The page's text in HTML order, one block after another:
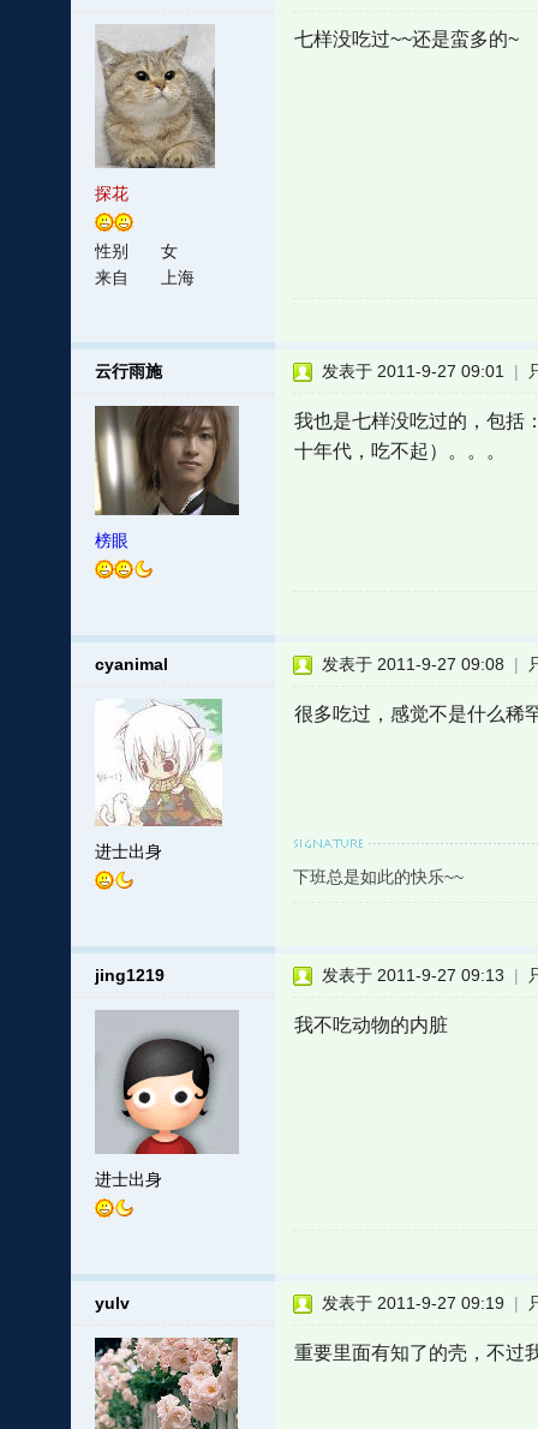
探花
性别
女
来自
上海
七样没吃过~~还是蛮多的~
云行雨施
榜眼
发表于 2011-9-27 09:01 |
我也是七样没吃过的，包括
十年代，吃不起）。。。
cyanimal
进士出身
发表于 2011-9-27 09:08 |
很多吃过，感觉不是什么稀
下班总是如此的快乐~~
jing1219
进士出身
发表于 2011-9-27 09:13 |
我不吃动物的内脏
yulv 发表于 2011-9-27 09:19 |
重要里面有知了的壳，不过